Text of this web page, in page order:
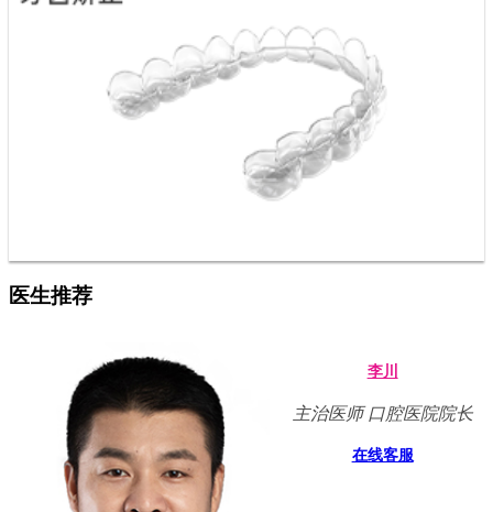
医生推荐
李川
主治医师 口腔医院院长
在线客服